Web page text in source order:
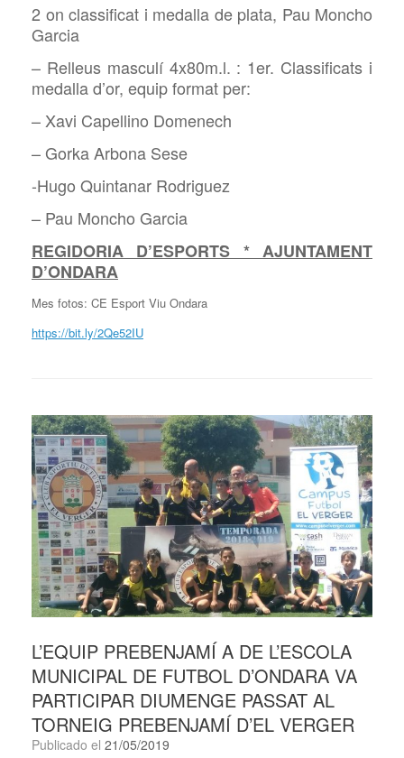
2 on classificat i medalla de plata, Pau Moncho
Garcia
– Relleus masculí 4x80m.l. : 1er. Classificats i
medalla d’or, equip format per:
– Xavi Capellino Domenech
– Gorka Arbona Sese
-Hugo Quintanar Rodriguez
– Pau Moncho Garcia
REGIDORIA D’ESPORTS * AJUNTAMENT
D’ONDARA
Mes fotos: CE Esport Viu Ondara
https://bit.ly/2Qe52IU
L’EQUIP PREBENJAMÍ A DE L’ESCOLA
MUNICIPAL DE FUTBOL D’ONDARA VA
PARTICIPAR DIUMENGE PASSAT AL
TORNEIG PREBENJAMÍ D’EL VERGER
Publicado el 21/05/2019